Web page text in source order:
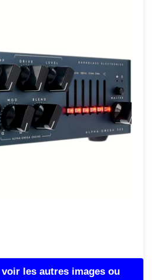
les autres images ou